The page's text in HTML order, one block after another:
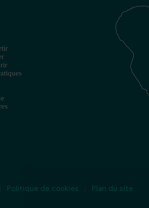
Politique de cookies Plan du site